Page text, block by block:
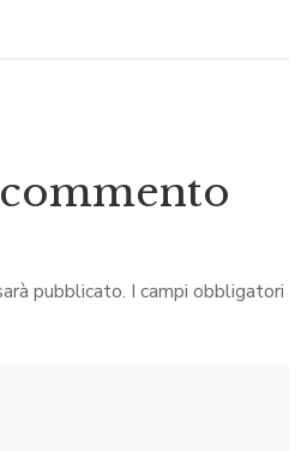
pubblicato. I campi obbligatori